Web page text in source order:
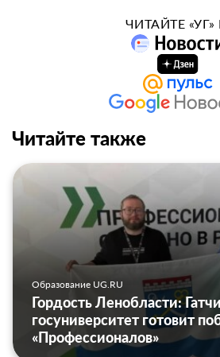
ЧИТАЙТЕ «УГ»
Читайте также
Образование UG.RU
Гордость Ленобласти:
госуниверситет готовит
«Профессионалов»